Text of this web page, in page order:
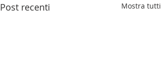
Post recenti Mostra tutti